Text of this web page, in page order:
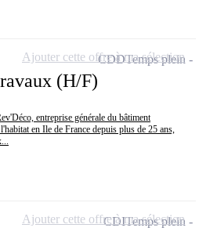
(H/F)
entreprise générale du bâtiment
en Ile de France depuis plus de 25 ans,
CDDTemps plein
Ajouter cette offre à ma sélection
CDITemps plein
Ajouter cette offre à ma sélection